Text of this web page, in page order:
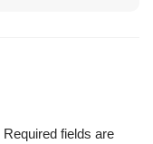
Required fields are